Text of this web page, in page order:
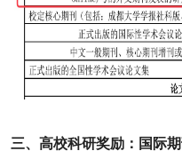
三、高校科研奖励：国际